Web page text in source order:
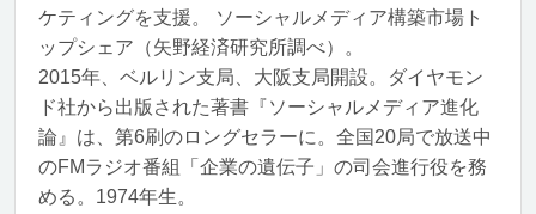
ケティングを支援。 ソーシャルメディア構築市場ト
ップシェア（矢野経済研究所調べ）。
2015年、ベルリン支局、大阪支局開設。ダイヤモン
ド社から出版された著書『ソーシャルメディア進化
論』は、第6刷のロングセラーに。全国20局で放送中
のFMラジオ番組「企業の遺伝子」の司会進行役を務
める。1974年生。